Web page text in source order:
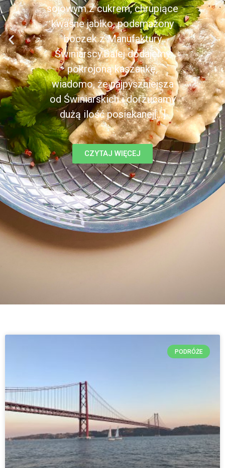
sojowym z cukrem, chrupiące
kwaśne jabłko, podsmażony
boczek z Manufaktury
Świniarscy.Dalej dodajemy
pokrojoną kaszankę,
wiadomo, że najpyszniejsza
od Świniarskich i dorzucamy
dużą ilość posiekanej[...]
CZYTAJ WIĘCEJ
PODRÓŻE